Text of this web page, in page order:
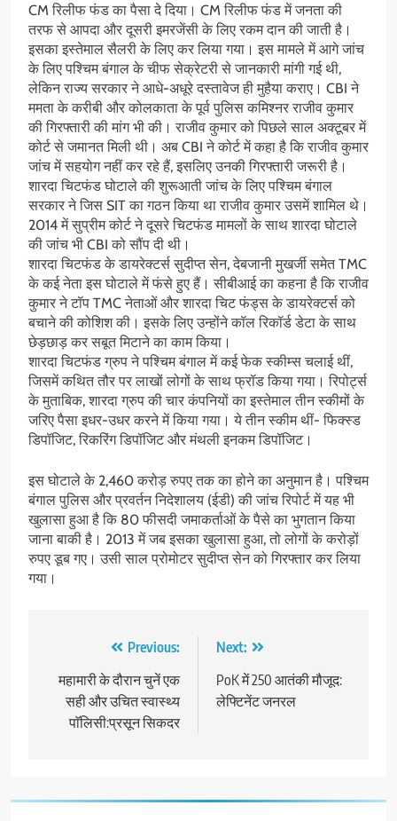
CM रिलीफ फंड का पैसा दे दिया। CM रिलीफ फंड में जनता की
तरफ से आपदा और दूसरी इमरजेंसी के लिए रकम दान की जाती है।
इसका इस्तेमाल सैलरी के लिए कर लिया गया। इस मामले में आगे जांच
के लिए पश्चिम बंगाल के चीफ सेक्रेटरी से जानकारी मांगी गई थी,
लेकिन राज्य सरकार ने आधे-अधूरे दस्तावेज ही मुहैया कराए। CBI ने
ममता के करीबी और कोलकाता के पूर्व पुलिस कमिश्नर राजीव कुमार
की गिरफ्तारी की मांग भी की। राजीव कुमार को पिछले साल अक्टूबर में
कोर्ट से जमानत मिली थी। अब CBI ने कोर्ट में कहा है कि राजीव कुमार
जांच में सहयोग नहीं कर रहे हैं, इसलिए उनकी गिरफ्तारी जरूरी है।
शारदा चिटफंड घोटाले की शुरूआती जांच के लिए पश्चिम बंगाल
सरकार ने जिस SIT का गठन किया था राजीव कुमार उसमें शामिल थे।
2014 में सुप्रीम कोर्ट ने दूसरे चिटफंड मामलों के साथ शारदा घोटाले
की जांच भी CBI को सौंप दी थी।
शारदा चिटफंड के डायरेक्टर्स सुदीप्त सेन, देबजानी मुखर्जी समेत TMC
के कई नेता इस घोटाले में फंसे हुए हैं। सीबीआई का कहना है कि राजीव
कुमार ने टॉप TMC नेताओं और शारदा चिट फंड्स के डायरेक्टर्स को
बचाने की कोशिश की। इसके लिए उन्होंने कॉल रिकॉर्ड डेटा के साथ
छेड़छाड़ कर सबूत मिटाने का काम किया।
शारदा चिटफंड ग्रुप ने पश्चिम बंगाल में कई फेक स्कीम्स चलाई थीं,
जिसमें कथित तौर पर लाखों लोगों के साथ फ्रॉड किया गया। रिपोर्ट्स
के मुताबिक, शारदा ग्रुप की चार कंपनियों का इस्तेमाल तीन स्कीमों के
जरिए पैसा इधर-उधर करने में किया गया। ये तीन स्कीम थीं- फिक्स्ड
डिपॉजिट, रिकरिंग डिपॉजिट और मंथली इनकम डिपॉजिट।
इस घोटाले के 2,460 करोड़ रुपए तक का होने का अनुमान है। पश्चिम
बंगाल पुलिस और प्रवर्तन निदेशालय (ईडी) की जांच रिपोर्ट में यह भी
खुलासा हुआ है कि 80 फीसदी जमाकर्ताओं के पैसे का भुगतान किया
जाना बाकी है। 2013 में जब इसका खुलासा हुआ, तो लोगों के करोड़ों
रुपए डूब गए। उसी साल प्रोमोटर सुदीप्त सेन को गिरफ्तार कर लिया
गया।
navigation
Previous:
महामारी के दौरान चुनें एक
सही और उचित स्वास्थ्य
पाॅलिसी:प्रसून सिकदर
Next:
PoK में 250 आतंकी मौजूद:
लेफ्टिनेंट जनरल